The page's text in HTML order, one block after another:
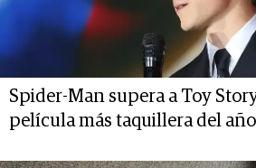
Spider-Man supera a Toy
película más taquillera del año